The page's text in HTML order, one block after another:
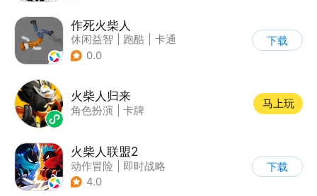
作死火柴人
休闲益智 跑酷
卡通
| 62游戏
0.0
下载
火柴人归来
角色扮演 卡牌
马上玩
火柴人联盟2
动作冒险
即时战略
| 冒险
4.0
下载